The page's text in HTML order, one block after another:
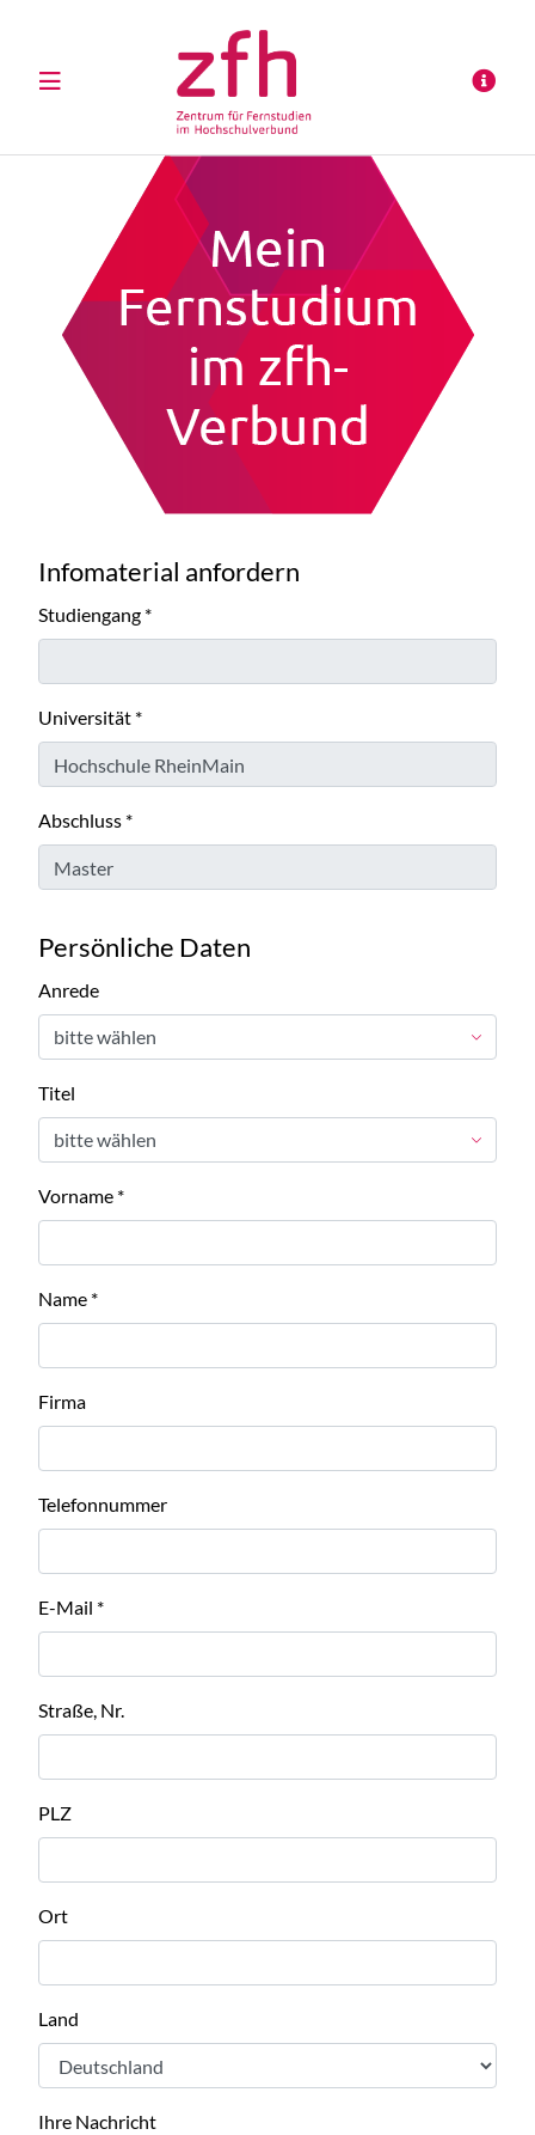
Infomaterial anfordern
Studiengang *
Universität *
Abschluss *
Persönliche Daten
Anrede
Titel
Vorname *
Name *
Firma
Telefonnummer
E-Mail *
Straße, Nr.
PLZ
Ort
Land
Ihre Nachricht